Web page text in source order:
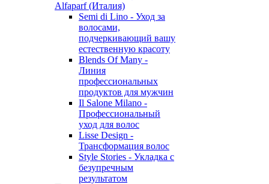
Alfaparf (Италия)
Semi di Lino - Уход за
волосами,
подчеркивающий вашу
естественную красоту
Blends Of Many -
Линия
профессиональных
продуктов для мужчин
Il Salone Milano -
Профессиональный
уход для волос
Lisse Design -
Трансформация волос
Style Stories - Укладка с
безупречным
результатом